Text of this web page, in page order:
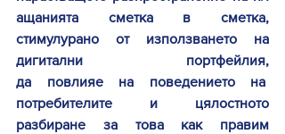
ащанията сметка в сметка,
стимулурано от използването на
дигитални портфейлия,
да повлияе на поведението на
потребителите и цялостното
разбиране за това как правим